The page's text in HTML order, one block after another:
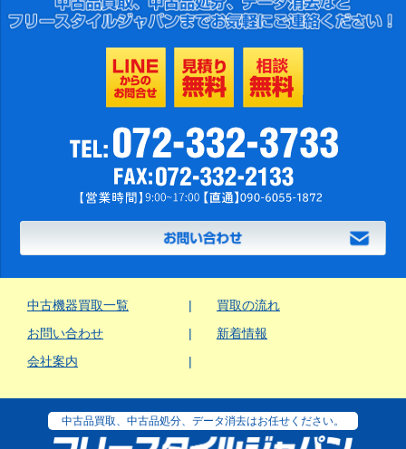
中古機器買取一覧
買取の流れ
お問い合わせ
新着情報
会社案内
中古品買取、中古品処分、データ消去はお任せください。